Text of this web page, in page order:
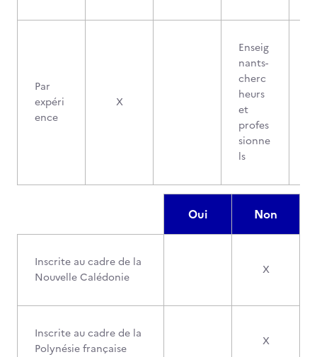
Par
expéri
ence
X
Enseig
nants-
cherc
heurs
et
profes
sionne
ls
Oui Non
Inscrite au cadre de la
Nouvelle Calédonie
X
Inscrite au cadre de la
Polynésie française
X